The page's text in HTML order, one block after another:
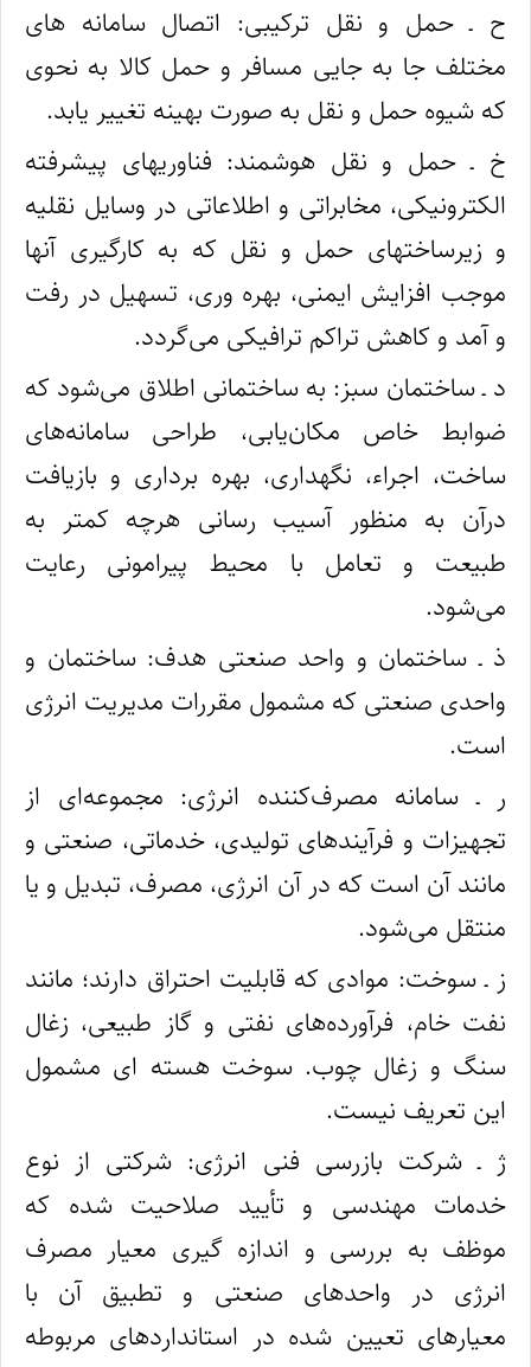
ح ـ حمل و نقل ترکیبی: اتصال سامانه‌ های
مختلف جا به‌ جایی مسافر و حمل کالا به نحوی
که شیوه حمل و نقل به صورت بهینه تغییر یابد.
خ ـ حمل و نقل هوشمند: فناوریهای پیشرفته
الکترونیکی، مخابراتی و اطلاعاتی در وسایل نقلیه
و زیرساختهای حمل و نقل که به‌ کارگیری آنها
موجب افزایش ایمنی، بهره‌ وری، تسهیل در رفت
و آمد و کاهش تراکم ترافیکی می‌گردد.
د ـ ساختمان سبز: به ساختمانی اطلاق می‌شود که
ضوابط خاص مکان‌یابی، طراحی سامانه‌های
ساخت، اجراء، نگهداری، بهره‌ برداری و بازیافت
درآن به منظور آسیب‌ رسانی هرچه کمتر به
طبیعت و تعامل با محیط پیرامونی رعایت
می‌شود.
ذ ـ ساختمان و واحد صنعتی هدف: ساختمان و
واحدی صنعتی که مشمول مقررات مدیریت انرژی
است.
ر ـ سامانه مصرف‌‌کننده انرژی: مجموعه‌ای از
تجهیزات و فرآیندهای تولیدی، خدماتی، صنعتی و
مانند آن است که در آن انرژی، مصرف، تبدیل و یا
منتقل می‌شود.
ز ـ سوخت: موادی که قابلیت احتراق دارند؛ مانند
نفت خام، فرآورده‌های نفتی و گاز طبیعی، زغال‌
سنگ و زغال چوب. سوخت هسته‌ ای مشمول
این تعریف نیست.
ژ ـ شرکت بازرسی فنی انرژی: شرکتی از نوع
خدمات مهندسی و تأیید صلاحیت ‌شده که
موظف به بررسی و اندازه‌ گیری معیار مصرف
انرژی در واحدهای صنعتی و تطبیق آن با
معیارهای تعیین شده در استانداردهای مربوطه